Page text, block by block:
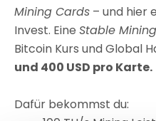
Mining Cards – und hier
Invest. Eine Stable
Bitcoin Kurs und Global
und 400 USD pro Karte.
Dafür bekommst du: